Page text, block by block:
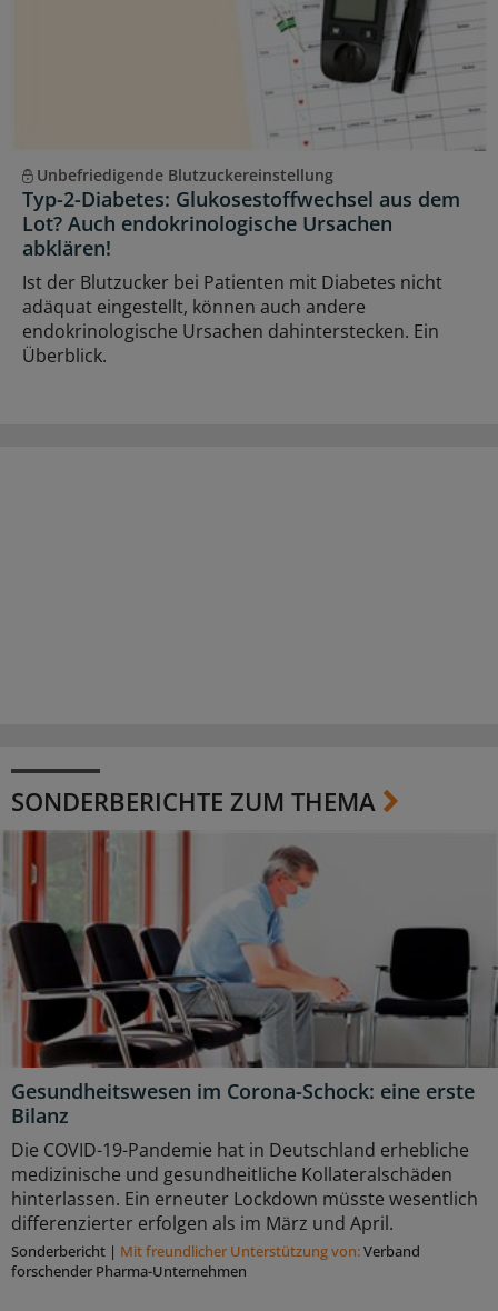
Unbefriedigende Blutzuckereinstellung
Typ-2-Diabetes: Glukosestoffwechsel aus dem
Lot? Auch endokrinologische Ursachen
abklären!
Ist der Blutzucker bei Patienten mit Diabetes nicht
adäquat eingestellt, können auch andere
endokrinologische Ursachen dahinterstecken. Ein
Überblick.
SONDERBERICHTE ZUM THEMA
Gesundheitswesen im Corona-Schock: eine erste
Bilanz
Die COVID-19-Pandemie hat in Deutschland erhebliche
medizinische und gesundheitliche Kollateralschäden
hinterlassen. Ein erneuter Lockdown müsste wesentlich
differenzierter erfolgen als im März und April.
Sonderbericht | Mit freundlicher Unterstützung von:Verband
forschender Pharma-Unternehmen